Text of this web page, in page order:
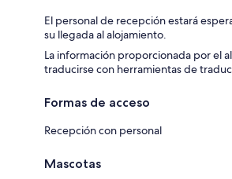
El personal de recepción estará
su llegada al alojamiento.
La información proporcionada por el
traducirse con herramientas de
Formas de acceso
Recepción con personal
Mascotas